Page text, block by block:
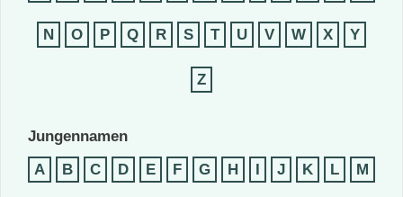
N O P Q R S T U V W X Y
Z
Jungennamen
A
B C D E F G H I J K L M